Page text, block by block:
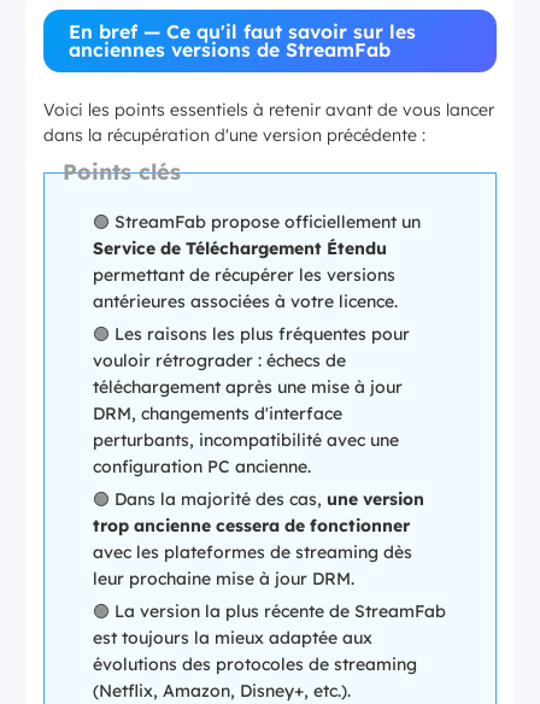
En bref — Ce qu'il faut savoir sur les
anciennes versions de StreamFab
Voici les points essentiels à retenir avant de vous lancer
dans la récupération d'une version précédente :
Points clés
🟢 StreamFab propose officiellement un
Service de Téléchargement Étendu
permettant de récupérer les versions
antérieures associées à votre licence.
🟢 Les raisons les plus fréquentes pour
vouloir rétrograder : échecs de
téléchargement après une mise à jour
DRM, changements d'interface
perturbants, incompatibilité avec une
configuration PC ancienne.
🟢 Dans la majorité des cas, une version
trop ancienne cessera de fonctionner
avec les plateformes de streaming dès
leur prochaine mise à jour DRM.
🟢 La version la plus récente de StreamFab
est toujours la mieux adaptée aux
évolutions des protocoles de streaming
(Netflix, Amazon, Disney+, etc.).